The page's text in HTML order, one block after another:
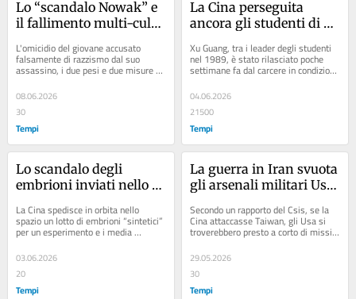
Lo “scandalo Nowak” e
il fallimento multi-culti
L'omicidio del giovane accusato
falsamente di razzismo dal suo
assassino, i due pesi e due misure di
polizia e media. Rassegna ragionata
dal web
08.06.2026
30
Tempi
La Cina perseguita
ancora gli studenti di
anni dopo
Xu Guang, tra i leader degli studenti
nel 1989, è stato rilasciato poche
settimane fa dal carcere in condizioni
04.06.2026
21500
Tempi
Lo scandalo degli
embrioni inviati nello
La Cina spedisce in orbita nello
spazio un lotto di embrioni “sintetici”
per un esperimento e i media
applaudono. Ma il loro genoma è
umano
03.06.2026
20
Tempi
La guerra in Iran svuota
gli arsenali militari Usa.
Taiwan
Secondo un rapporto del Csis, se la
Cina attaccasse Taiwan, gli Usa si
troverebbero presto a corto di missili
Tomahawk e intercettori Patriot e
Thaad
29.05.2026
30
Tempi